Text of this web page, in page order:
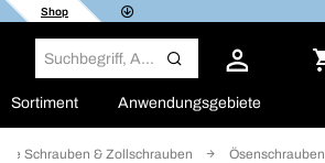
Shop
Sortiment Anwendungsgebiete
Schrauben & Zollschrauben Ösenschrauben